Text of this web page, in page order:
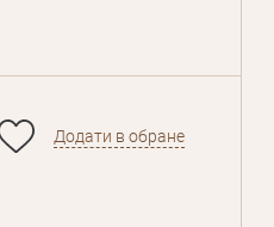
Додати в обране